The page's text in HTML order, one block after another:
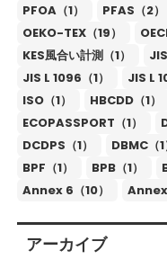
PFOA（1）
PFAS（2）
OEKO-TEX（19）
KES風合い計測（1）
JIS L 1096（1）
JIS L
ISO（1）
HBCDD（1）
ECOPASSPORT（1）
DCDPS（1）
DBMC（1
BPF（1）
BPB（1）
Annex 6（10）
Annex
アーカイブ